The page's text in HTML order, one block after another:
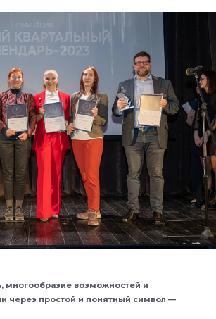
многообразие возможностей и
через простой и понятный символ —